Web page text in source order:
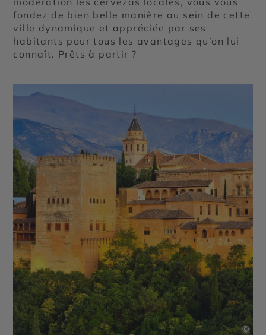
fondez de bien belle manière au sein de cette
ville dynamique et appréciée par ses
habitants pour tous les avantages qu’on lui
connaît. Prêts à partir ?
©